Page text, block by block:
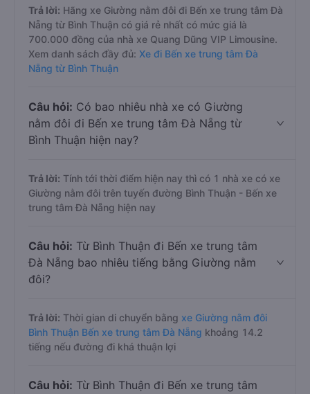
Trả lời: Hãng xe Giường nằm đôi đi Bến xe trung tâm Đà
Nẵng từ Bình Thuận có giá rẻ nhất có mức giá là
700.000 đồng của nhà xe Quang Dũng VIP Limousine.
Xem danh sách đầy đủ: Xe đi Bến xe trung tâm Đà
Nẵng từ Bình Thuận
Câu hỏi: Có bao nhiêu nhà xe có Giường
nằm đôi đi Bến xe trung tâm Đà Nẵng từ
Bình Thuận hiện nay?
Trả lời: Tính tới thời điểm hiện nay thì có 1 nhà xe có xe
Giường nằm đôi trên tuyến đường Bình Thuận - Bến xe
trung tâm Đà Nẵng hiện nay
Câu hỏi: Từ Bình Thuận đi Bến xe trung tâm
Đà Nẵng bao nhiêu tiếng bằng Giường nằm
đôi?
Trả lời: Thời gian di chuyển bằng xe Giường nằm đôi
Bình Thuận Bến xe trung tâm Đà Nẵng khoảng 14.2
tiếng nếu đường đi khá thuận lợi
Câu hỏi: Từ Bình Thuận đi Bến xe trung tâm